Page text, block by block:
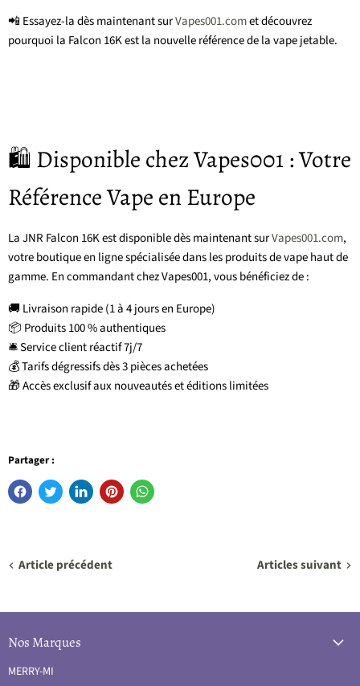
📲 Essayez-la dès maintenant surVapes001.comet découvrez
pourquoi la Falcon 16K est la nouvelle référence de la vape jetable.
🛍️ Disponible chez Vapes001 : Votre
Référence Vape en Europe
La JNR Falcon 16K est disponible dès maintenant surVapes001.com,
votre boutique en ligne spécialisée dans les produits de vape haut de
gamme. En commandant chez Vapes001, vous bénéficiez de :
🚚 Livraison rapide (1 à 4 jours en Europe)
📦 Produits 100 % authentiques
🛎️ Service client réactif 7j/7
💰 Tarifs dégressifs dès 3 pièces achetées
🎁 Accès exclusif aux nouveautés et éditions limitées
Partager :
Article précédent Articles suivant
Nos Marques
MERRY-MI